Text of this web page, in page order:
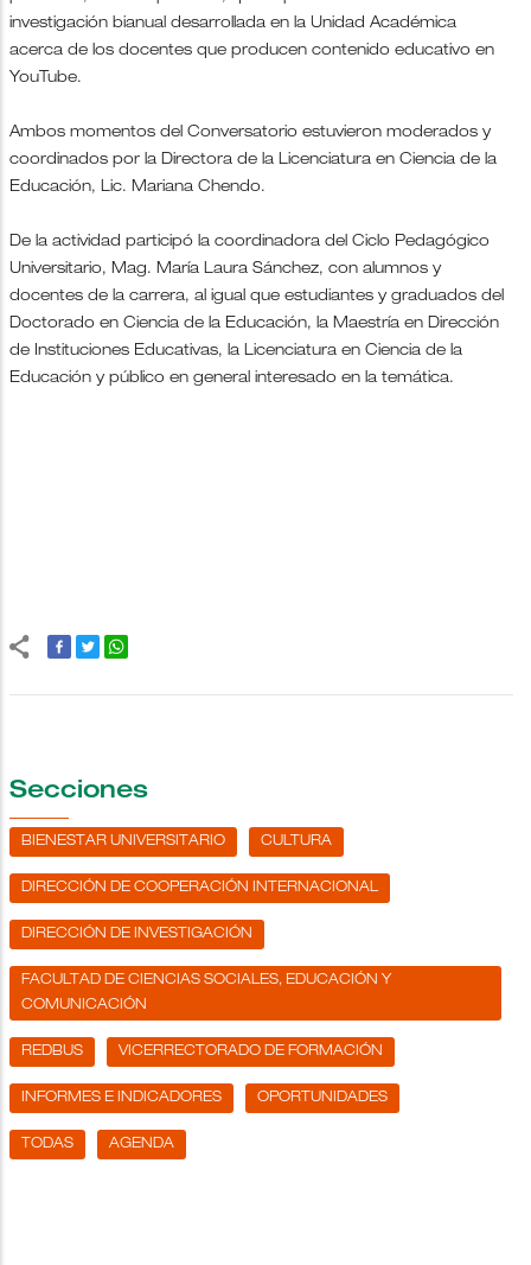
investigación bianual desarrollada en la Unidad Académica
acerca de los docentes que producen contenido educativo en
YouTube.
Ambos momentos del Conversatorio estuvieron moderados y
coordinados por la Directora de la Licenciatura en Ciencia de la
Educación, Lic. Mariana Chendo.
De la actividad participó la coordinadora del Ciclo Pedagógico
Universitario, Mag. María Laura Sánchez, con alumnos y
docentes de la carrera, al igual que estudiantes y graduados del
Doctorado en Ciencia de la Educación, la Maestría en Dirección
de Instituciones Educativas, la Licenciatura en Ciencia de la
Educación y público en general interesado en la temática.
Secciones
BIENESTAR UNIVERSITARIO CULTURA
DIRECCIÓN DE COOPERACIÓN INTERNACIONAL
DIRECCIÓN DE INVESTIGACIÓN
FACULTAD DE CIENCIAS SOCIALES, EDUCACIÓN Y
COMUNICACIÓN
REDBUS VICERRECTORADO DE FORMACIÓN
INFORMES E INDICADORES OPORTUNIDADES
TODAS AGENDA